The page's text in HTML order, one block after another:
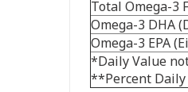
Total Omega-3
Omega-3 DHA
Omega-3 EPA
*Daily Value
**Percent Daily